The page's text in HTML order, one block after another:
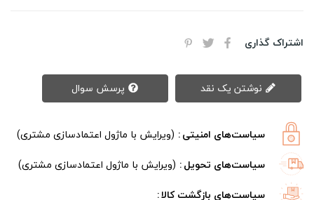
اشتراک گذاری
سیاست‌های امنیتی (ویرایش با ماژول اعتمادسازی مشتری)
سیاست‌های تحویل (ویرایش با ماژول اعتمادسازی مشتری)
سیاست‌های بازگشت کالا